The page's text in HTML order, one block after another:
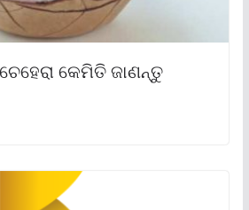
କେମିତି ଜାଣନ୍ତୁ